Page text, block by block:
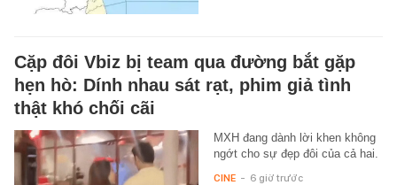
Cặp đôi Vbiz bị team qua đường bắt gặp
hẹn hò: Dính nhau sát rạt, phim giả tình
thật khó chối cãi
MXH đang dành lời khen không
ngớt cho sự đẹp đôi của cả hai.
CINE - 6 giờ trước